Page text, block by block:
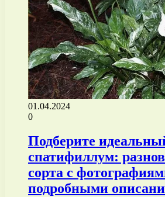
01.04.2024
0
Подберите
спатифиллум:
сорта с
подробными